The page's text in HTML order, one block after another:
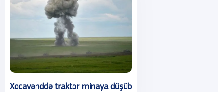
Xocavənddə traktor minaya düşüb